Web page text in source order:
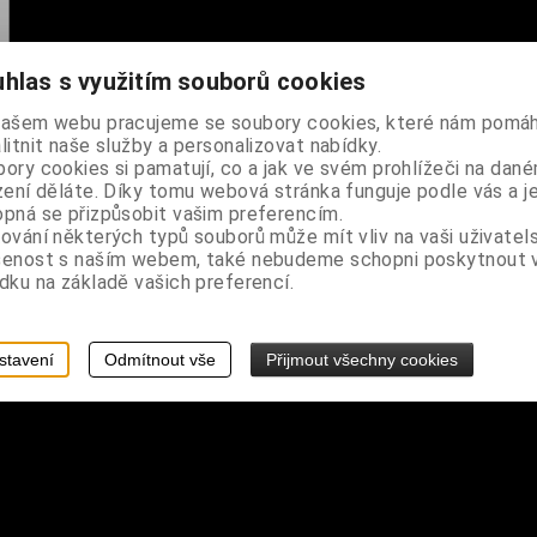
s využitím souborů cookies
webu pracujeme se soubory cookies, které nám
naše služby a personalizovat nabídky.
cookies si pamatují, co a jak ve svém prohlížeči na
děláte. Díky tomu webová stránka funguje podle vás a je
se přizpůsobit vašim preferencím.
některých typů souborů může mít vliv na vaši
s naším webem, také nebudeme schopni poskytnout
na základě vašich preferencí.
Odmítnout vše Přijmout všechny cookies